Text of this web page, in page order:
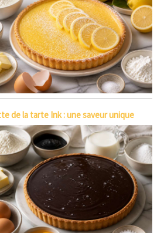
de la tarte Ink : une saveur unique